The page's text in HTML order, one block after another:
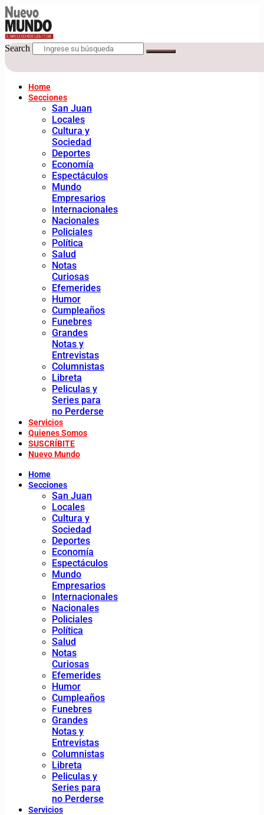
Search
Home
Secciones
San Juan
Locales
Cultura y
Sociedad
Deportes
Economía
Espectáculos
Mundo
Empresarios
Internacionales
Nacionales
Policiales
Política
Salud
Notas
Curiosas
Efemerides
Humor
Cumpleaños
Funebres
Grandes
Notas y
Entrevistas
Columnistas
Libreta
Peliculas y
Series para
no Perderse
Servicios
Quienes Somos
SUSCRÍBITE
Nuevo Mundo
Home
Secciones
San Juan
Locales
Cultura y
Sociedad
Deportes
Economía
Espectáculos
Mundo
Empresarios
Internacionales
Nacionales
Policiales
Política
Salud
Notas
Curiosas
Efemerides
Humor
Cumpleaños
Funebres
Grandes
Notas y
Entrevistas
Columnistas
Libreta
Peliculas y
Series para
no Perderse
Servicios